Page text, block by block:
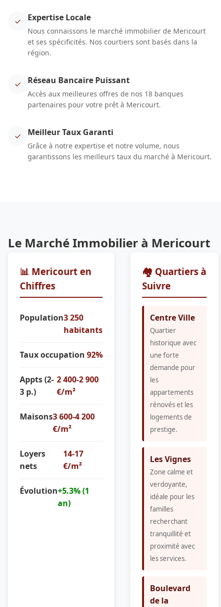
✓ Expertise Locale
Nous connaissons le marché immobilier de Mericourt
et ses spécificités. Nos courtiers sont basés dans la
région.
✓ Réseau Bancaire Puissant
Accès aux meilleures offres de nos 18 banques
partenaires pour votre prêt à Mericourt.
✓ Meilleur Taux Garanti
Grâce à notre expertise et notre volume, nous
garantissons les meilleurs taux du marché à Mericourt.
Le Marché Immobilier à Mericourt
📊 Mericourt en
Chiffres
Population3 250
habitants
Taux occupation 92%
Appts (2-
3 p.)
2 400-2 900
€/m²
Maisons3 600-4 200
€/m²
Loyers
nets
14-17
€/m²
Évolution+5.3% (1
an)
🏘️ Quartiers à
Suivre
Centre Ville
Quartier
historique avec
une forte
demande pour
les
appartements
rénovés et les
logements de
prestige.
Les Vignes
Zone calme et
verdoyante,
idéale pour les
familles
recherchant
tranquillité et
proximité avec
les services.
Boulevard
de la